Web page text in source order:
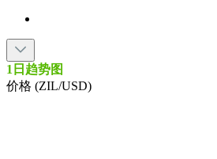
1日趋势图
价格 (ZIL/USD)